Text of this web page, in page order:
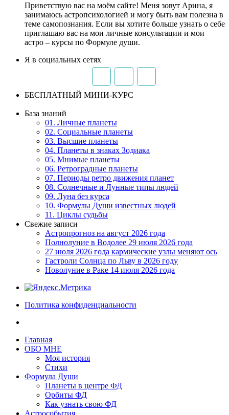
Приветствую вас на моём сайте! Меня зовут Арина, я
занимаюсь астропсихологией и могу быть вам полезна в
теме самопознания. Если вы хотите больше узнать о себе
приглашаю вас на мои личные консультации и мои
астро – курсы по Формуле души.
Я в социальных сетях
БЕСПЛАТНЫЙ МИНИ-КУРС
База знаний
01. Личные планеты
02. Социальные планеты
03. Высшие планеты
04. Планеты в знаках Зодиака
05. Мнимые планеты
06. Ретроградные планеты
07. Периоды ретро движения планет
08. Солнечные и Лунные типы людей
09. Луна без курса
10. Формулы Души известных людей
11. Циклы судьбы
Свежие записи
Астропрогноз на август 2026 года
Полнолуние в Водолее 29 июля 2026 года
27 июля 2026 года кармические узлы меняют ось
Гастроли Солнца по Льву в 2026 году
Новолуние в Раке 14 июля 2026 года
Политика конфиденциальности
Главная
ОБО МНЕ
Моя история
Стихи
Формула Души
Планеты в центре ФД
Орбиты ФД
Как узнать свою ФД
Астрособытия